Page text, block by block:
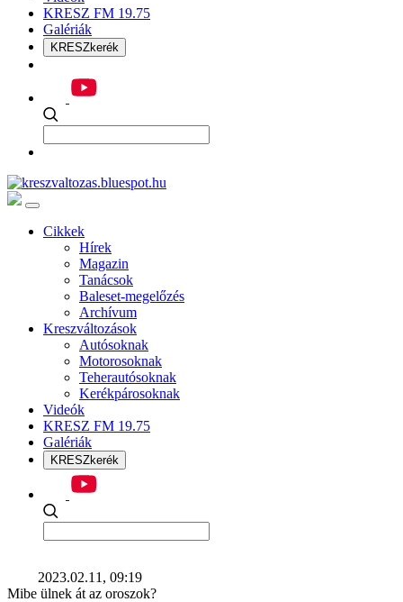
KRESZ FM 19.75
Galériák
KRESZkerék
Cikkek
Hírek
Magazin
Tanácsok
Baleset-megelőzés
Archívum
Kreszváltozások
Autósoknak
Motorosoknak
Teherautósoknak
Kerékpárosoknak
Videók
KRESZ FM 19.75
Galériák
KRESZkerék
2023.02.11, 09:19
Mibe ülnek át az oroszok?